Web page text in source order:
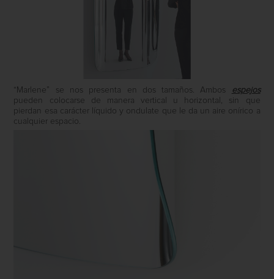
“Marlene” se nos presenta en dos tamaños. Ambos
espejos
pueden colocarse de manera vertical u horizontal, sin que
pierdan esa carácter líquido y ondulate que le da un aire onírico a
cualquier espacio.